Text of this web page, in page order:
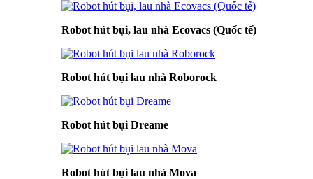
Robot hút bụi, lau nhà Ecovacs (Quốc tế)
Robot hút bụi lau nhà Roborock
Robot hút bụi Dreame
Robot hút bụi lau nhà Mova